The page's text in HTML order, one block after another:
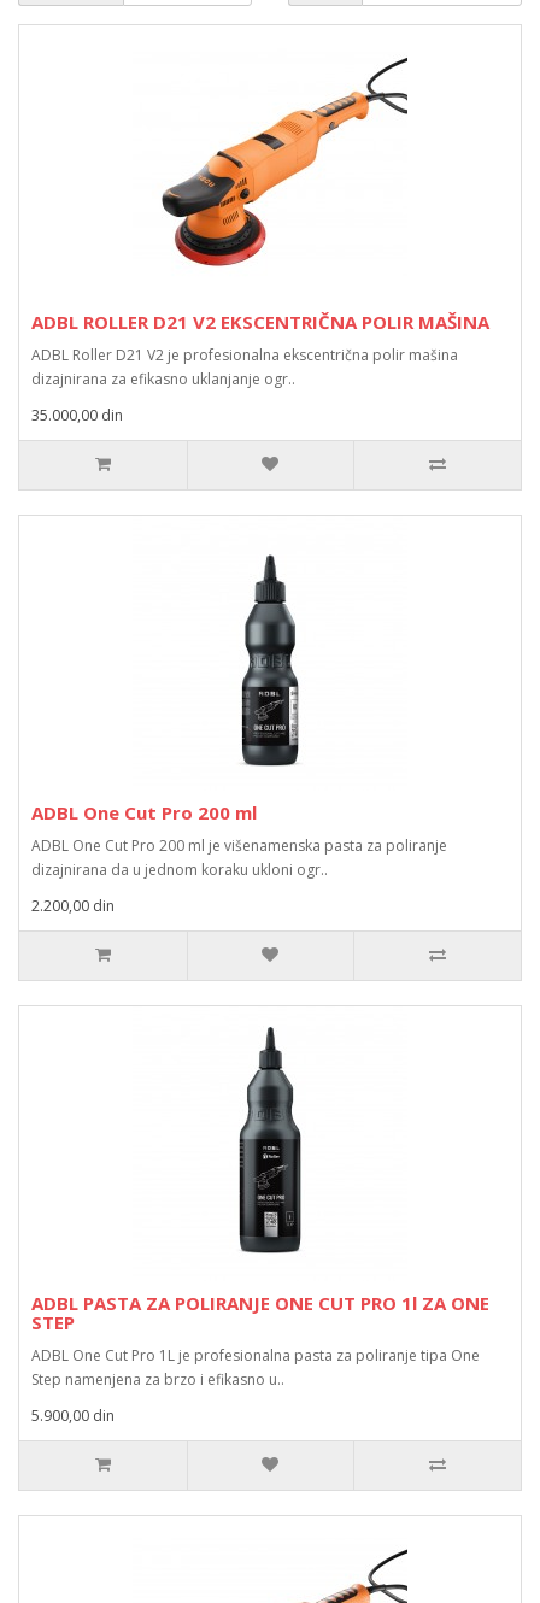
ADBL ROLLER D21 V2 EKSCENTRIČNA POLIR MAŠINA
ADBL Roller D21 V2 je profesionalna ekscentrična polir mašina
dizajnirana za efikasno uklanjanje ogr..
35.000,00 din
ADBL One Cut Pro 200 ml
ADBL One Cut Pro 200 ml je višenamenska pasta za poliranje
dizajnirana da u jednom koraku ukloni ogr..
2.200,00 din
ADBL PASTA ZA POLIRANJE ONE CUT PRO 1l ZA ONE
STEP
ADBL One Cut Pro 1L je profesionalna pasta za poliranje tipa One
Step namenjena za brzo i efikasno u..
5.900,00 din